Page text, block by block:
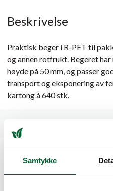
Samtykke
Beskrivelse
Praktisk beger i R-PET til
og annen rotfrukt. Begeret har
høyde på 50 mm, og passer
transport og eksponering av
kartong à 640 stk.
Kunder så også